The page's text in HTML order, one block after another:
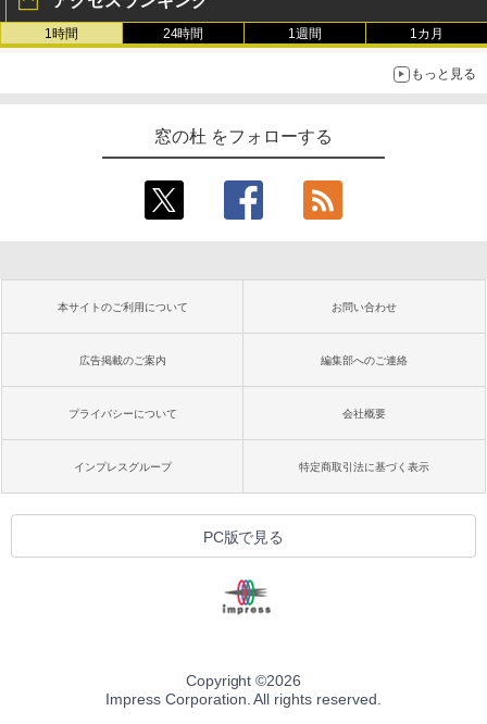
1時間 24時間 1週間 1カ月
もっと見る
窓の杜 をフォローする
本サイトのご利用について お問い合わせ
広告掲載のご案内 編集部へのご連絡
プライバシーについて 会社概要
インプレスグループ 特定商取引法に基づく表示
PC版で見る
Copyright ©2026
Impress Corporation. All rights reserved.